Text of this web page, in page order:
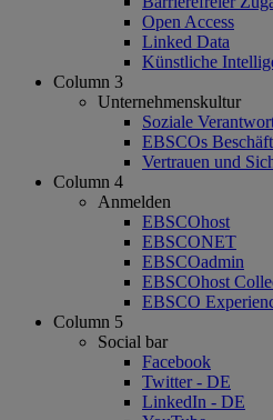
Open Access
Linked Data
Künstliche
Column 3
Unternehmenskultur
Soziale
EBSCOs
Vertrauen und
Column 4
Anmelden
EBSCOhost
EBSCONET
EBSCOadmin
EBSCOhost
EBSCO
Column 5
Social bar
Facebook
Twitter - DE
LinkedIn - DE